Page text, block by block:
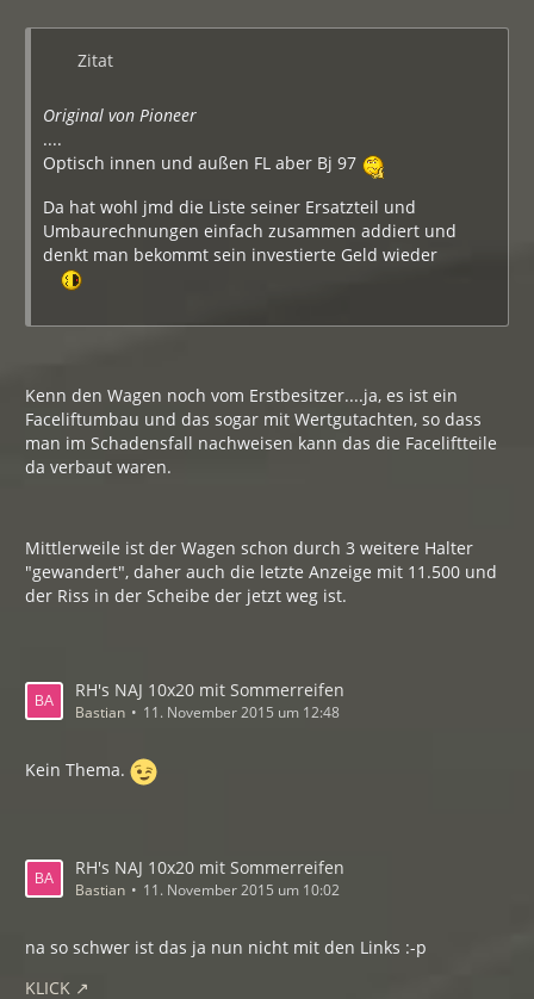
Zitat
Original von Pioneer
....
Optisch innen und außen FL aber Bj 97
Da hat wohl jmd die Liste seiner Ersatzteil und
Umbaurechnungen einfach zusammen addiert und
denkt man bekommt sein investierte Geld wieder
Kenn den Wagen noch vom Erstbesitzer....ja, es ist ein
Faceliftumbau und das sogar mit Wertgutachten, so dass
man im Schadensfall nachweisen kann das die Faceliftteile
da verbaut waren.
Mittlerweile ist der Wagen schon durch 3 weitere Halter
"gewandert", daher auch die letzte Anzeige mit 11.500 und
der Riss in der Scheibe der jetzt weg ist.
RH's NAJ 10x20 mit Sommerreifen
Bastian 11. November 2015 um 12:48
Kein Thema.
RH's NAJ 10x20 mit Sommerreifen
Bastian 11. November 2015 um 10:02
na so schwer ist das ja nun nicht mit den Links :-p
KLICK